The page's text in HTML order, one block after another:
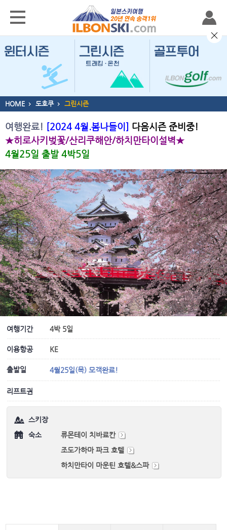
HOME 도호쿠 그린시즌
여행완료! [2024 4월.봄나들이] 다음시즌 준비중!
★히로사키벚꽃/산리쿠해안/하치만타이설벽★
4월25일 출발 4박5일
여행기간 4박 5일
이용항공 KE
출발일 4월25일(목) 모객완료!
리프트권
스키장
숙소
류몬테이 치바료칸
조도가하마 파크 호텔
하치만타이 마운틴 호텔&스파